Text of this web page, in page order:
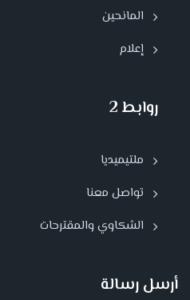
المانحين
إعلام
روابط 2
ملتيميديا
تواصل معنا
الشكاوي والمقترحات
أرسل رسالة